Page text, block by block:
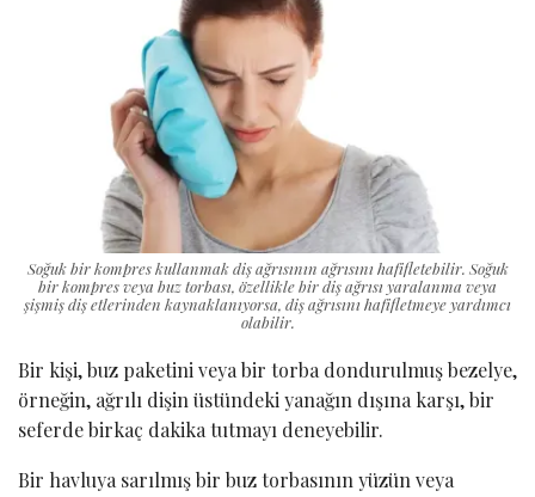
Soğuk bir kompres kullanmak diş ağrısının ağrısını hafifletebilir. Soğuk
bir kompres veya buz torbası, özellikle bir diş ağrısı yaralanma veya
şişmiş diş etlerinden kaynaklanıyorsa, diş ağrısını hafifletmeye yardımcı
olabilir.
Bir kişi, buz paketini veya bir torba dondurulmuş bezelye,
örneğin, ağrılı dişin üstündeki yanağın dışına karşı, bir
seferde birkaç dakika tutmayı deneyebilir.
Bir havluya sarılmış bir buz torbasının yüzün veya